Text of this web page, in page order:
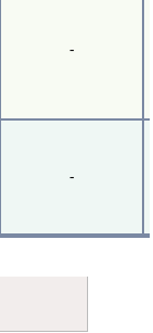
-
-